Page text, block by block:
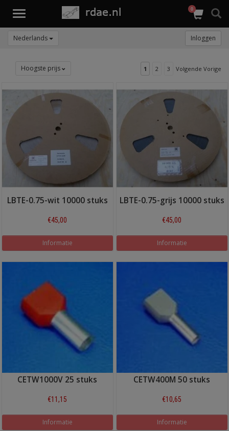
Toggle
0
Nederlands Inloggen
Hoogste prijs 1 2 3 Volgende Vorige
LBTE-0.75-wit 10000 stuks
€45,00
Informatie
LBTE-0.75-grijs 10000 stuks
€45,00
Informatie
CETW1000V 25 stuks
€11,15
Informatie
CETW400M 50 stuks
€10,65
Informatie